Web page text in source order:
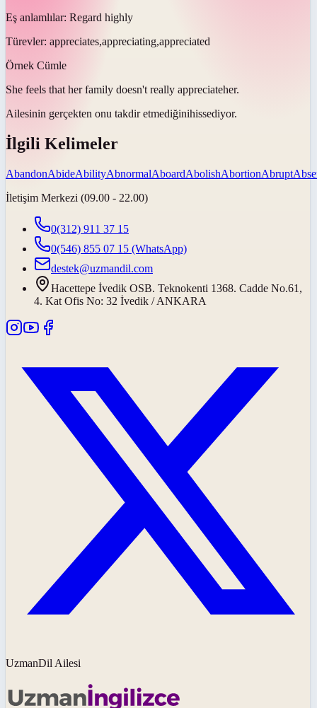
Eş anlamlılar: Regard highly
Türevler: appreciates,appreciating,appreciated
Örnek Cümle
She feels that her family doesn't really appreciateher.
Ailesinin gerçekten onu takdir etmediğinihissediyor.
İlgili Kelimeler
AbandonAbideAbilityAbnormalAboardAbolishAbortionAbrupt
İletişim Merkezi (09.00 - 22.00)
0(312) 911 37 15
0(546) 855 07 15 (WhatsApp)
destek@uzmandil.com
Hacettepe İvedik OSB. Teknokenti 1368. Cadde No.61,
4. Kat Ofis No: 32 İvedik / ANKARA
UzmanDil Ailesi